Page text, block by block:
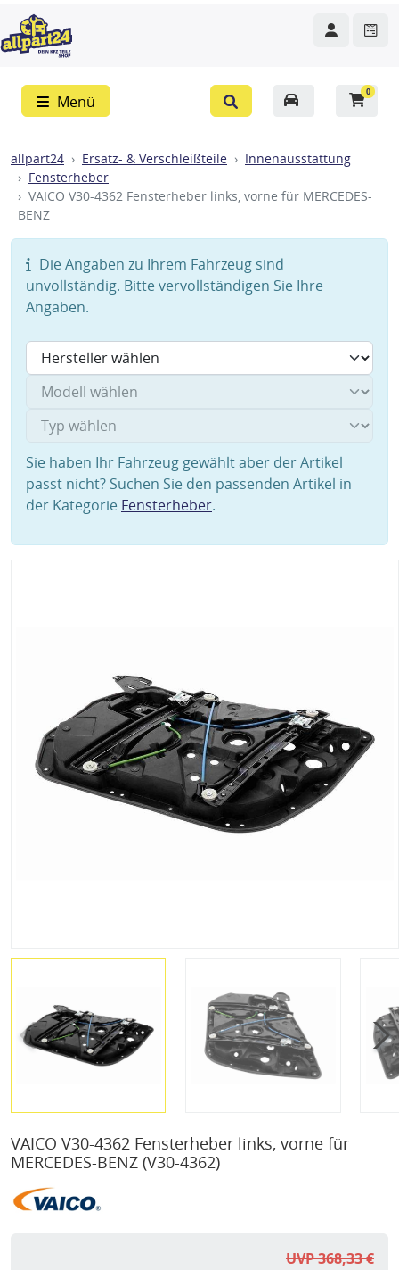
Menü
0
allpart24 Ersatz- & Verschleißteile
Innenausstattung
Fensterheber
VAICO V30-4362 Fensterheber links, vorne für MERCEDES-
BENZ
Die Angaben zu Ihrem Fahrzeug sind
unvollständig. Bitte vervollständigen Sie Ihre
Angaben.
Sie haben Ihr Fahrzeug gewählt aber der Artikel
passt nicht? Suchen Sie den passenden Artikel in
der Kategorie Fensterheber.
VAICO V30-4362 Fensterheber links, vorne für
MERCEDES-BENZ (V30-4362)
UVP 368,33 €